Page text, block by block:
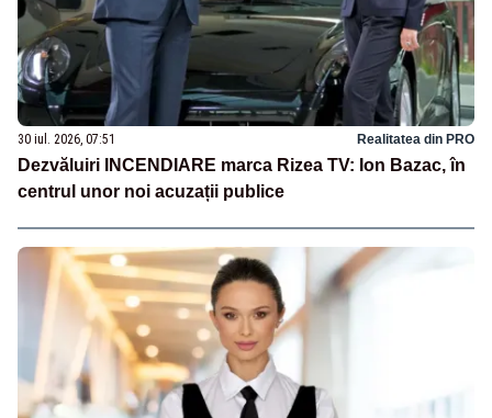
30 iul. 2026, 07:51 Realitatea din PRO
Dezvăluiri INCENDIARE marca Rizea TV: Ion Bazac, în
centrul unor noi acuzații publice